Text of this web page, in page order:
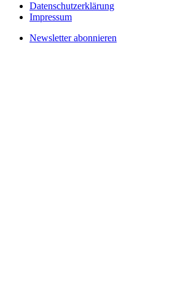
Datenschutzerklärung
Impressum
Newsletter abonnieren